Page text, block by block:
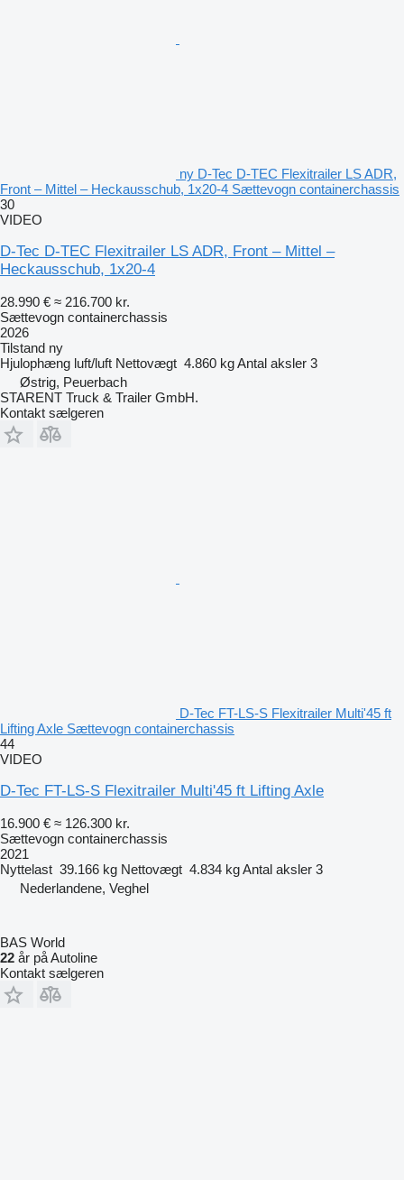
ny D-Tec D-TEC Flexitrailer LS ADR,
Front – Mittel – Heckausschub, 1x20-4 Sættevogn containerchassis
30
VIDEO
D-Tec D-TEC Flexitrailer LS ADR, Front – Mittel –
Heckausschub, 1x20-4
28.990 € ≈ 216.700 kr.
Sættevogn containerchassis
2026
Tilstand ny
Hjulophæng luft/luft Nettovægt 4.860 kgAntal aksler 3
Østrig, Peuerbach
STARENT Truck & Trailer GmbH.
Kontakt sælgeren
D-Tec FT-LS-S Flexitrailer Multi'45 ft
Lifting Axle Sættevogn containerchassis
44
VIDEO
D-Tec FT-LS-S Flexitrailer Multi'45 ft Lifting Axle
16.900 € ≈ 126.300 kr.
Sættevogn containerchassis
2021
Nyttelast 39.166 kg Nettovægt 4.834 kgAntal aksler 3
Nederlandene, Veghel
BAS World
22 år på Autoline
Kontakt sælgeren